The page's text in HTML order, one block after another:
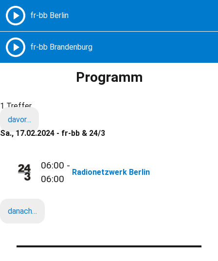
Freie Radios – Berlin Brandenburg
Programm
1 Treffer
davor…
Sa., 17.02.2024 - fr-bb & 24/3
06:00 -
06:00
Radionetzwerk Berlin
danach…